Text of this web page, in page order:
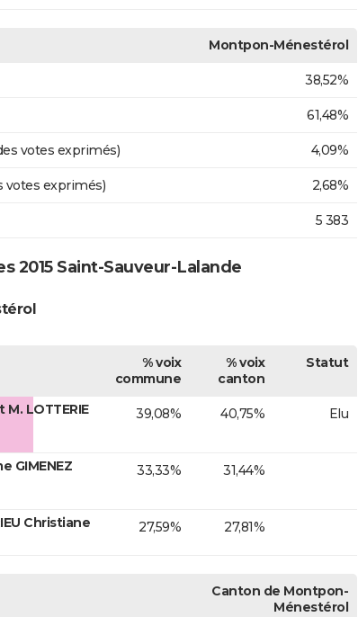
Montpon-Ménestérol
38,52%
61,48%
votes exprimés) 4,09%
votes exprimés) 2,68%
5 383
2015 Saint-Sauveur-Lalande
% voix
commune
% voix
canton
Statut
LOTTERIE
39,08% 40,75% Elu
GIMENEZ
33,33% 31,44%
Christiane 27,59% 27,81%
Canton de Montpon-
Ménestérol